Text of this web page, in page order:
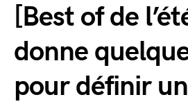
[Best of de
donne
pour définir un